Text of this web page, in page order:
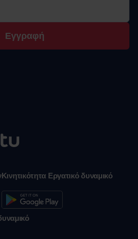
Εγγραφή
Κινητικότητα Εργατικό δυναμικό